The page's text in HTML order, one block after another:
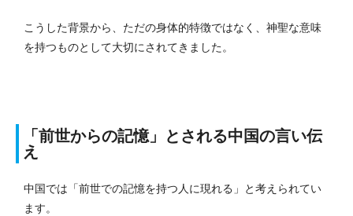
こうした背景から、ただの身体的特徴ではなく、神聖な意味
を持つものとして大切にされてきました。
「前世からの記憶」とされる中国の言い伝
え
中国では「前世での記憶を持つ人に現れる」と考えられてい
ます。